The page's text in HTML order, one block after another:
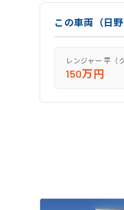
この車両（日
レンジャー 平（
150万円